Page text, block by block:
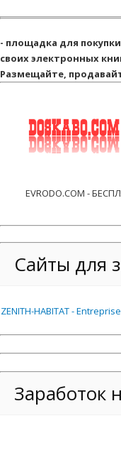
- площадка для
своих электронных
Размещайте,
EVRODO.COM -
Сайты для
ZENITH-HABITAT -
Заработок